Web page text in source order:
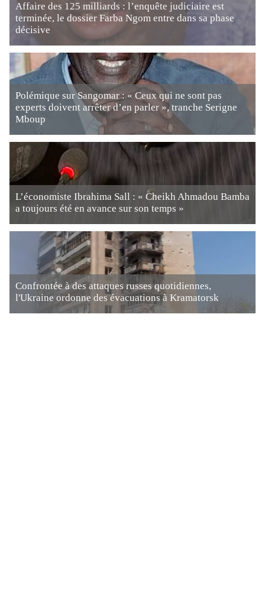
Affaire des 125 milliards : l’enquête judiciaire est
terminée, le dossier Farba Ngom entre dans sa phase
décisive
Polémique sur Sangomar : « Ceux qui ne sont pas
experts doivent arrêter d’en parler », tranche Serigne
Mboup
L’économiste Ibrahima Sall : « Cheikh Ahmadou Bamba
a toujours été en avance sur son temps »
Confrontée à des attaques russes quotidiennes,
l'Ukraine ordonne des évacuations à Kramatorsk